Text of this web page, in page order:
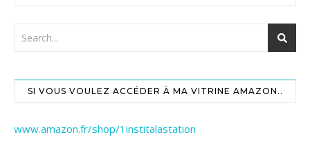
SI VOUS VOULEZ ACCÉDER À MA VITRINE AMAZON..
www.amazon.fr/shop/1institalastation